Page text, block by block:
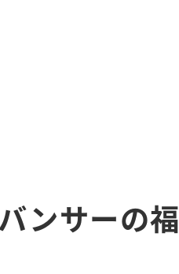
ンサーの福